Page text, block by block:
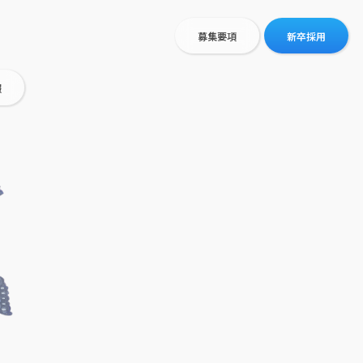
募集要項 新卒採用